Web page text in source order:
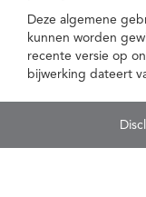
Deze algemene
kunnen worden
recente versie op
bijwerking dateert